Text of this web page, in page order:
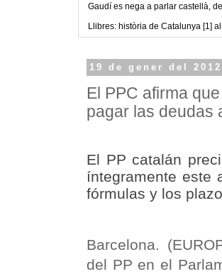
Gaudí es nega a parlar castellà,
Llibres: història de Catalunya [1]
19 de gener del 2012
El PPC afirma
pagar las deudas
El PP catalán
íntegramente este
fórmulas y los
Barcelona.
del PP en el